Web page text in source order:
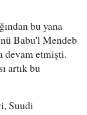
bu yana
Babu'l Mendeb
devam etmişti.
artık bu
Suudi